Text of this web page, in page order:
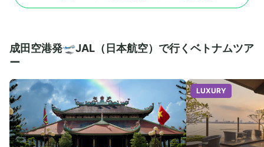
成田空港発🛫JAL（日本航空）で行くベトナムツア
ー
LUXURY